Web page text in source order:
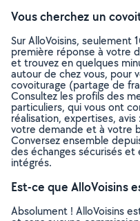
Vous cherchez un
Sur AlloVoisins, seulement
première réponse à votre
et trouvez en quelques
autour de chez vous, pour
covoiturage (partage de
Consultez les profils des
particuliers, qui vous ont
réalisation, expertises,
votre demande et à votre
Conversez ensemble
des échanges sécurisés
intégrés.
Est-ce que AlloVoisins
Absolument ! AlloVoisins